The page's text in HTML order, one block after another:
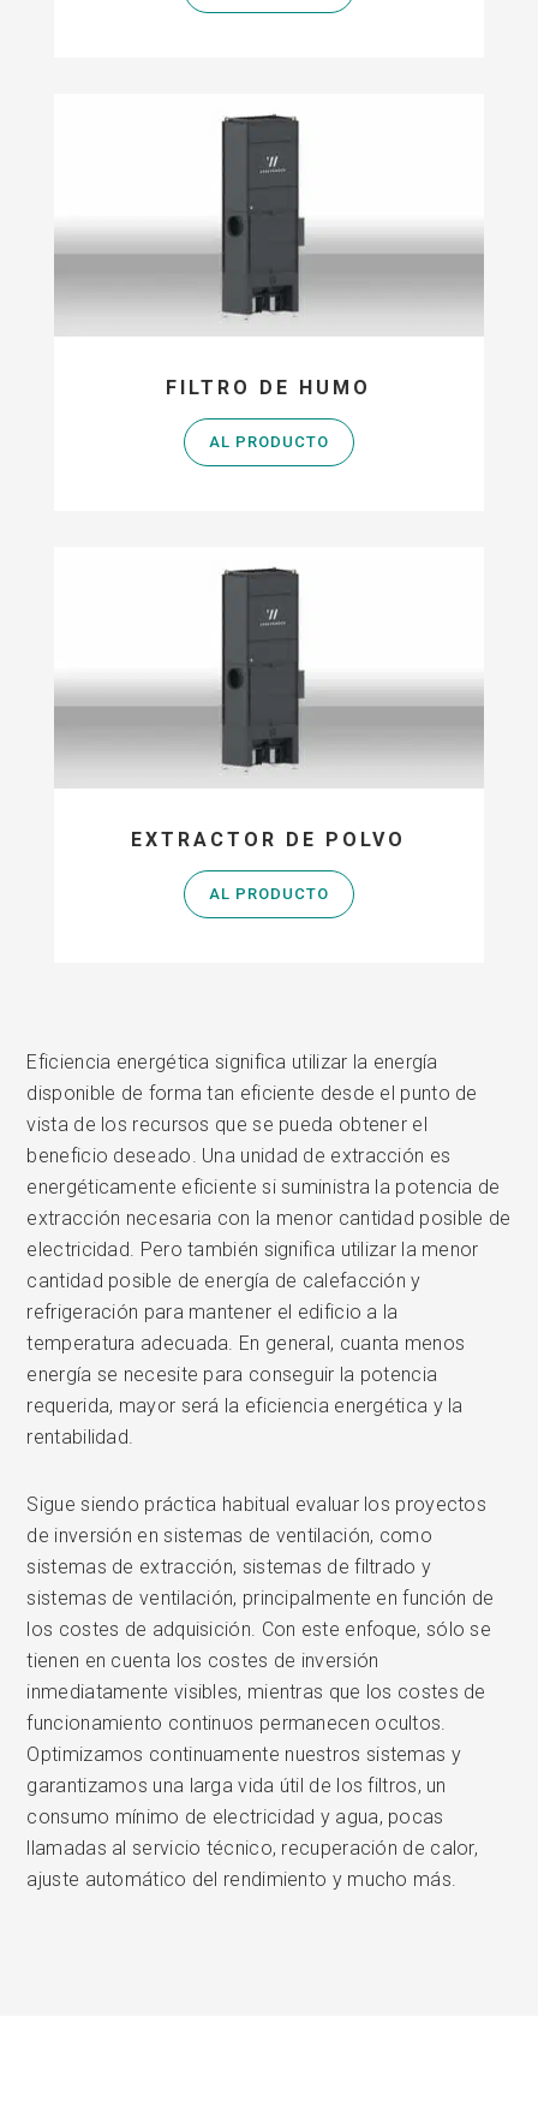
FILTRO DE HUMO
AL PRODUCTO
EXTRACTOR DE POLVO
AL PRODUCTO
Eficiencia energética significa utilizar la energía
disponible de forma tan eficiente desde el punto de
vista de los recursos que se pueda obtener el
beneficio deseado. Una unidad de extracción es
energéticamente eficiente si suministra la potencia de
extracción necesaria con la menor cantidad posible de
electricidad. Pero también significa utilizar la menor
cantidad posible de energía de calefacción y
refrigeración para mantener el edificio a la
temperatura adecuada. En general, cuanta menos
energía se necesite para conseguir la potencia
requerida, mayor será la eficiencia energética y la
rentabilidad.
Sigue siendo práctica habitual evaluar los proyectos
de inversión en sistemas de ventilación, como
sistemas de extracción, sistemas de filtrado y
sistemas de ventilación, principalmente en función de
los costes de adquisición. Con este enfoque, sólo se
tienen en cuenta los costes de inversión
inmediatamente visibles, mientras que los costes de
funcionamiento continuos permanecen ocultos.
Optimizamos continuamente nuestros sistemas y
garantizamos una larga vida útil de los filtros, un
consumo mínimo de electricidad y agua, pocas
llamadas al servicio técnico, recuperación de calor,
ajuste automático del rendimiento y mucho más.